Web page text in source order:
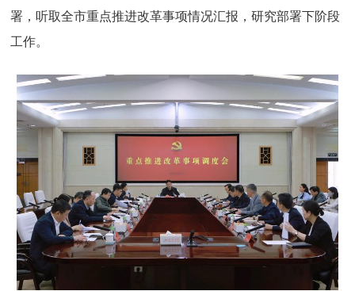
署，听取全市重点推进改革事项情况汇报，研究部署下阶段
工作。